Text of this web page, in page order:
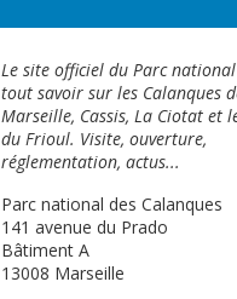
Le site officiel du Parc
tout savoir sur les Calanques
Marseille, Cassis, La Ciotat et
du Frioul. Visite, ouverture,
réglementation, actus...
Parc national des Calanques
141 avenue du Prado
Bâtiment A
13008 Marseille